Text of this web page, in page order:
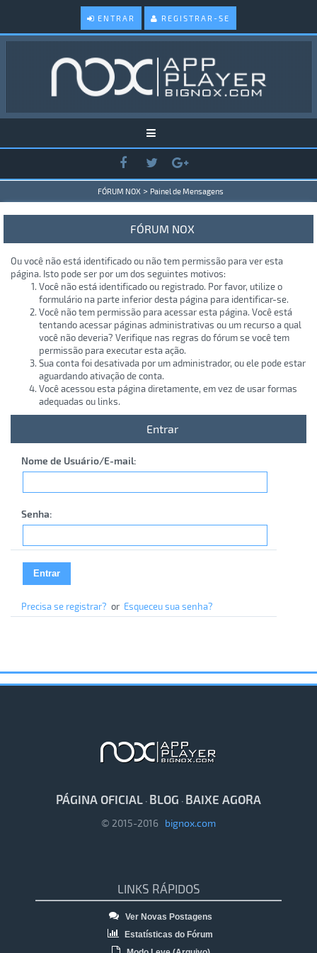
ENTRAR REGISTRAR-SE
FÓRUM NOX > Painel de Mensagens
FÓRUM NOX
Ou você não está identificado ou não tem permissão para ver esta
página. Isto pode ser por um dos seguintes motivos:
Você não está identificado ou registrado. Por favor, utilize o
formulário na parte inferior desta página para identificar-se.
Você não tem permissão para acessar esta página. Você está
tentando acessar páginas administrativas ou um recurso a qual
você não deveria? Verifique nas regras do fórum se você tem
permissão para executar esta ação.
Sua conta foi desativada por um administrador, ou ele pode estar
aguardando ativação de conta.
Você acessou esta página diretamente, em vez de usar formas
adequadas ou links.
Entrar
Nome de Usuário/E-mail:
Senha:
Precisa se registrar? or Esqueceu sua senha?
PÁGINA OFICIAL · BLOG · BAIXE AGORA
© 2015-2016 bignox.com
LINKS RÁPIDOS
Ver Novas Postagens
Estatísticas do Fórum